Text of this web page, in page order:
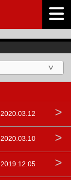
2020.03.12 >
2020.03.10 >
2019.12.05 >